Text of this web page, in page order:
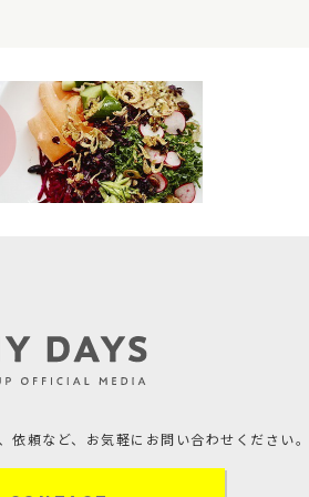
依頼など、 お気軽にお問い合わせください。